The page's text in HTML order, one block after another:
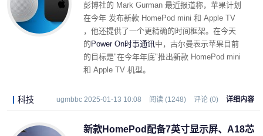
彭博社的 Mark Gurman 最近报道称，苹果计划
在今年 发布新款 HomePod mini 和 Apple TV
，他还提供了一个更精确的时间框架。在今天
的 Power On时事通讯中，古尔曼表示苹果目前
的目标是"在今年年底"推出新款 HomePod mini
和 Apple TV 机型。
科技 ugmbbc 2025-01-13 10:08 阅读 (1248) 评论 (0) 详细内容
新款HomePod配备7英寸显示屏、A18芯